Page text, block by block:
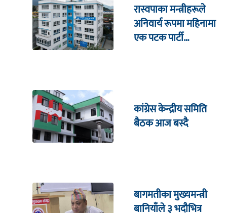
रास्वपाका मन्त्रीहरूले
अनिवार्य रूपमा महिनामा
एक पटक पार्टी
कांग्रेस केन्द्रीय समिति
बैठक आज बस्दै
बागमतीका मुख्यमन्त्री
बानियाँले ३ भदौभित्र